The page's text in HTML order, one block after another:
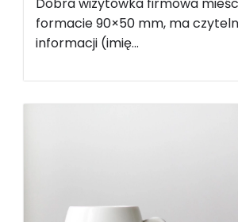
formacie 90×50 mm, ma
informacji (imię...